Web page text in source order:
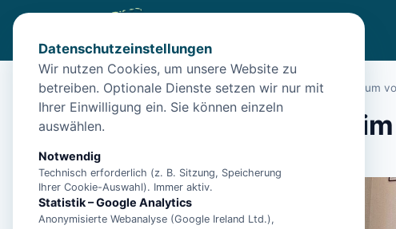
Start Unterkünfte Norden/große Ferienwohnung im Zentrum
große Ferienwohnung
26506 Norden
Datenschutzeinstellungen
Wir nutzen Cookies, um unsere Website zu
betreiben. Optionale Dienste setzen wir nur mit
Ihrer Einwilligung ein. Sie können einzeln
auswählen.
Notwendig
Technisch erforderlich (z. B. Sitzung, Speicherung
Ihrer Cookie-Auswahl). Immer aktiv.
Statistik – Google Analytics
Anonymisierte Webanalyse (Google Ireland Ltd.),